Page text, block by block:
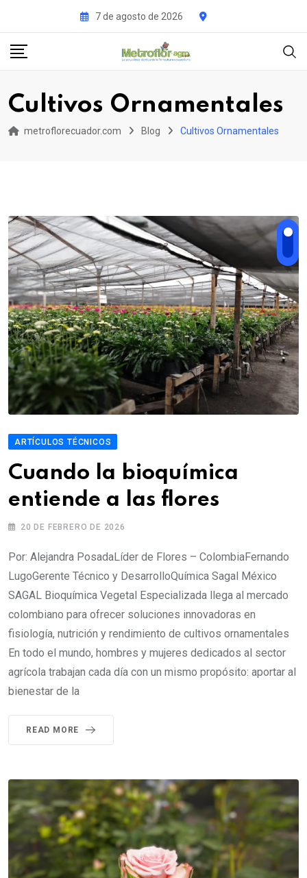
content
7 de agosto de 2026
Cultivos Ornamentales
metroflorecuador.com Blog Cultivos Ornamentales
ARTÍCULOS TÉCNICOS
Cuando la bioquímica
entiende a las flores
20 DE FEBRERO DE 2026
Por: Alejandra PosadaLíder de Flores – ColombiaFernando
LugoGerente Técnico y DesarrolloQuímica Sagal México
SAGAL Bioquímica Vegetal Especializada llega al mercado
colombiano para ofrecer soluciones innovadoras en
fisiología, nutrición y rendimiento de cultivos ornamentales
En todo el mundo, hombres y mujeres dedicados al sector
agrícola trabajan cada día con un mismo propósito: aportar al
bienestar de la
READ MORE